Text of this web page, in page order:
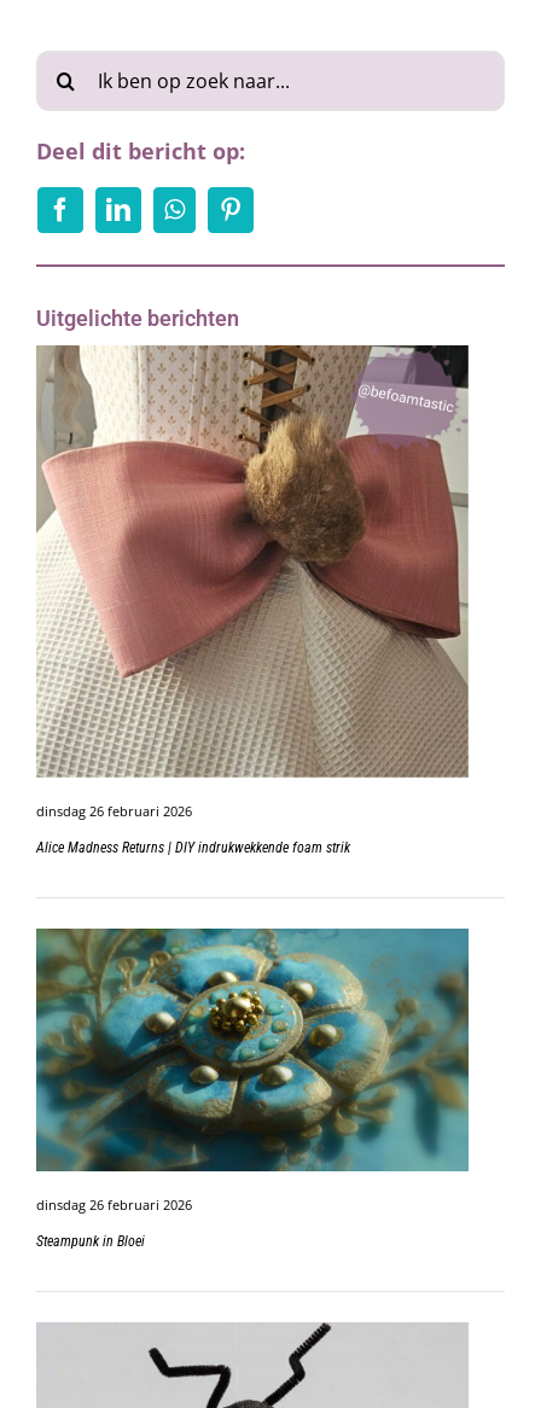
Zoeken
naar:
Deel dit bericht op:
Uitgelichte berichten
dinsdag 26 februari 2026
Alice Madness Returns | DIY indrukwekkende foam strik
dinsdag 26 februari 2026
Steampunk in Bloei